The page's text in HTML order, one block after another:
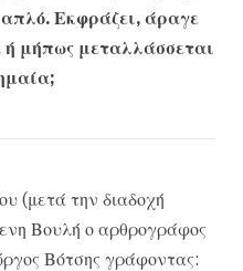
Εκφράζει, άραγε
μήπως μεταλλάσσεται
(μετά την διαδοχή
Βουλή ο αρθρογράφος
Βότσης γράφοντας: